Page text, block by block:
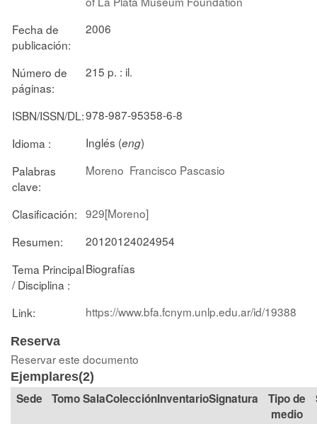
Fecha de
publicación:
2006
Número de
páginas:
215 p. : il.
ISBN/ISSN/DL:978-987-95358-6-8
Idioma :
Inglés (eng)
Palabras
clave:
Moreno Francisco Pascasio
Clasificación: 929[Moreno]
Resumen:
20120124024954
Tema Principal
/ Disciplina :
Biografías
Link: https://www.bfa.fcnym.unlp.edu.ar/id/19388
Reserva
Reservar este documento
Ejemplares(2)
Tomo SalaColección Signatura
Tipo de
medio